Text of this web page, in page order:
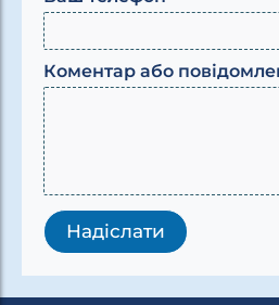
т
а
р
п
о
в
і
д
о
м
л
е
н
н
Коментар або
Надіслати